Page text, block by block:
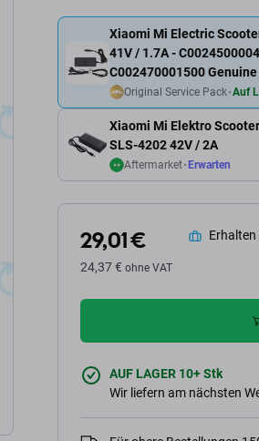
Xiaomi Mi Elektro
SLS-4202 42V / 2A
Aftermarket Erwarten
Xiaomi Mi Electric
41V / 1.7A -
C002470001500
Original Service Pack Auf
29,01 €
24,37 € ohne VAT
Erhalten
AUF LAGER 10+ Stk
Wir liefern am nächsten